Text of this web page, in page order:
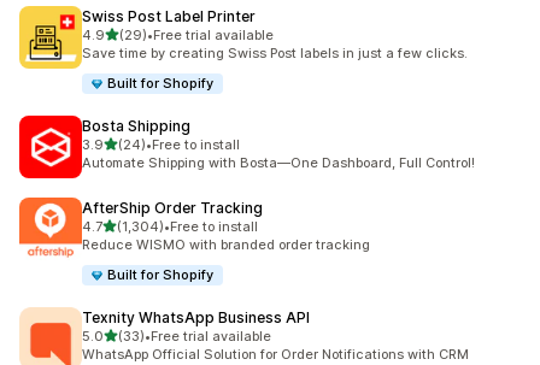
Swiss Post Label Printer
4.9滿分 5 顆星
(29)
共有 29 則評價
•Free trial available
Save time by creating Swiss Post labels in just a few clicks.
Built for Shopify
Bosta Shipping
3.9滿分 5 顆星
(24)
共有 24 則評價
•Free to install
Automate Shipping with Bosta—One Dashboard, Full Control!
AfterShip Order Tracking
4.7滿分 5 顆星
(1,304)
共有 1304 則評價
•Free to install
Reduce WISMO with branded order tracking
Built for Shopify
Texnity WhatsApp Business API
5.0滿分 5 顆星
(33)
共有 33 則評價
•Free trial available
WhatsApp Official Solution for Order Notifications with CRM